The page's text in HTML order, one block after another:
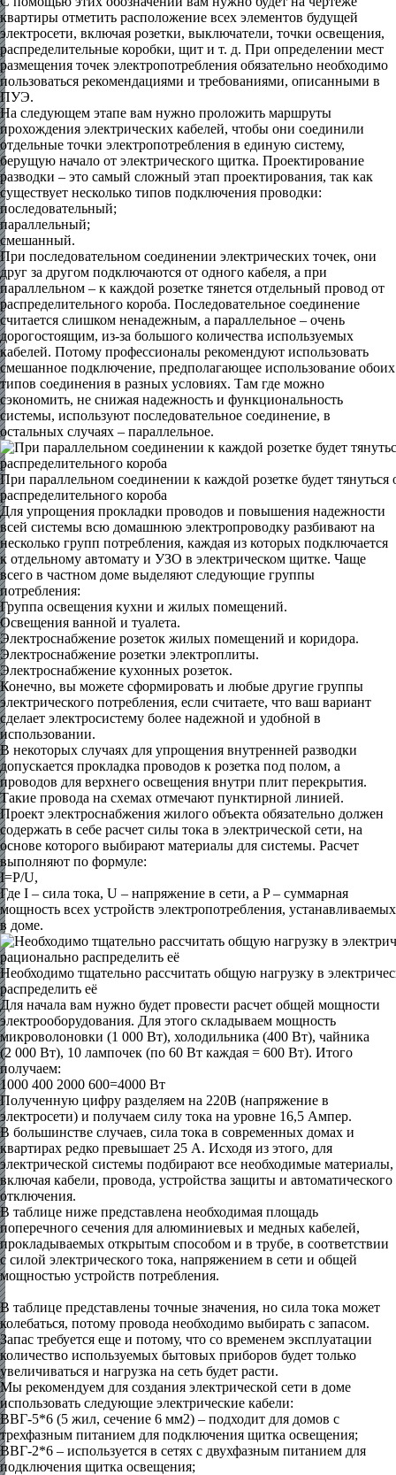
квартиры отметить расположение всех элементов будущей
электросети, включая розетки, выключатели, точки освещения,
распределительные коробки, щит и т. д. При определении мест
размещения точек электропотребления обязательно необходимо
пользоваться рекомендациями и требованиями, описанными в
ПУЭ.
На следующем этапе вам нужно проложить маршруты
прохождения электрических кабелей, чтобы они соединили
отдельные точки электропотребления в единую систему,
берущую начало от электрического щитка. Проектирование
разводки – это самый сложный этап проектирования, так как
существует несколько типов подключения проводки:
последовательный;
параллельный;
смешанный.
При последовательном соединении электрических точек, они
друг за другом подключаются от одного кабеля, а при
параллельном – к каждой розетке тянется отдельный провод от
распределительного короба. Последовательное соединение
считается слишком ненадежным, а параллельное – очень
дорогостоящим, из-за большого количества используемых
кабелей. Потому профессионалы рекомендуют использовать
смешанное подключение, предполагающее использование обоих
типов соединения в разных условиях. Там где можно
сэкономить, не снижая надежность и функциональность
системы, используют последовательное соединение, в
остальных случаях – параллельное.
При параллельном соединении к каждой розетке будет
распределительного короба
Для упрощения прокладки проводов и повышения надежности
всей системы всю домашнюю электропроводку разбивают на
несколько групп потребления, каждая из которых подключается
к отдельному автомату и УЗО в электрическом щитке. Чаще
всего в частном доме выделяют следующие группы
потребления:
Группа освещения кухни и жилых помещений.
Освещения ванной и туалета.
Электроснабжение розеток жилых помещений и коридора.
Электроснабжение розетки электроплиты.
Электроснабжение кухонных розеток.
Конечно, вы можете сформировать и любые другие группы
электрического потребления, если считаете, что ваш вариант
сделает электросистему более надежной и удобной в
использовании.
В некоторых случаях для упрощения внутренней разводки
допускается прокладка проводов к розетка под полом, а
проводов для верхнего освещения внутри плит перекрытия.
Такие провода на схемах отмечают пунктирной линией.
Проект электроснабжения жилого объекта обязательно должен
содержать в себе расчет силы тока в электрической сети, на
основе которого выбирают материалы для системы. Расчет
выполняют по формуле:
I=P/U,
Где I – сила тока, U – напряжение в сети, а P – суммарная
мощность всех устройств электропотребления, устанавливаемых
в доме.
Необходимо тщательно рассчитать общую нагрузку в
распределить её
Для начала вам нужно будет провести расчет общей мощности
электрооборудования. Для этого складываем мощность
микроволоновки (1 000 Вт), холодильника (400 Вт), чайника
(2 000 Вт), 10 лампочек (по 60 Вт каждая = 600 Вт). Итого
получаем:
1000 400 2000 600=4000 Вт
Полученную цифру разделяем на 220В (напряжение в
электросети) и получаем силу тока на уровне 16,5 Ампер.
В большинстве случаев, сила тока в современных домах и
квартирах редко превышает 25 А. Исходя из этого, для
электрической системы подбирают все необходимые материалы,
включая кабели, провода, устройства защиты и автоматического
отключения.
В таблице ниже представлена необходимая площадь
поперечного сечения для алюминиевых и медных кабелей,
прокладываемых открытым способом и в трубе, в соответствии
с силой электрического тока, напряжением в сети и общей
мощностью устройств потребления.
В таблице представлены точные значения, но сила тока может
колебаться, потому провода необходимо выбирать с запасом.
Запас требуется еще и потому, что со временем эксплуатации
количество используемых бытовых приборов будет только
увеличиваться и нагрузка на сеть будет расти.
Мы рекомендуем для создания электрической сети в доме
использовать следующие электрические кабели:
ВВГ-5*6 (5 жил, сечение 6 мм2) – подходит для домов с
трехфазным питанием для подключения щитка освещения;
ВВГ-2*6 – используется в сетях с двухфазным питанием для
подключения щитка освещения;